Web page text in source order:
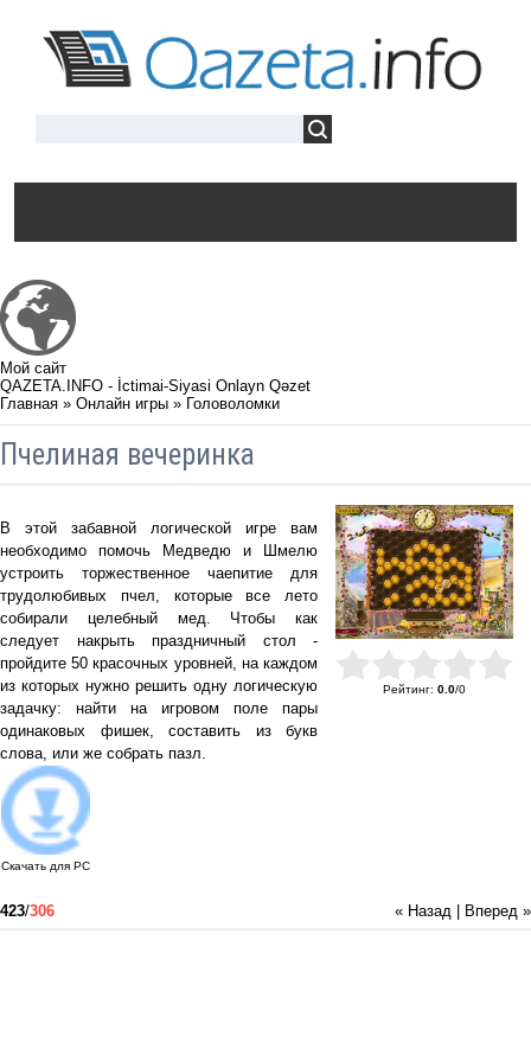
Мой сайт
QAZETA.INFO - İctimai-Siyasi Onlayn Qəzet
Главная » Онлайн игры » Головоломки
Пчелиная вечеринка
В этой забавной логической игре вам
необходимо помочь Медведю и Шмелю
устроить торжественное чаепитие для
трудолюбивых пчел, которые все лето
собирали целебный мед. Чтобы как
следует накрыть праздничный стол -
пройдите 50 красочных уровней, на каждом
из которых нужно решить одну логическую
задачку: найти на игровом поле пары
одинаковых фишек, составить из букв
слова, или же собрать пазл.
Скачать для PC
Рейтинг: 0.0/0
« Назад Вперед »
423/306